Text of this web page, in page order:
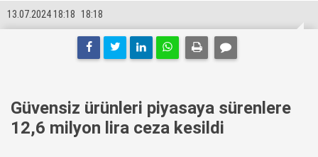
18:18
13.07.2024 18:18
Güvensiz ürünleri piyasaya sürenlere
12,6 milyon lira ceza kesildi